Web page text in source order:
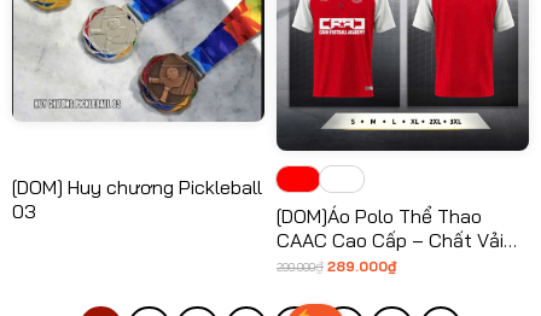
[DOM] Huy chương Pickleball
03
[DOM]Áo Polo Thể Thao
CAAC Cao Cấp – Chất Vải
Mềm Mịn, Thoáng Khí, Form
299.000₫
Giá
289.000₫
Giá